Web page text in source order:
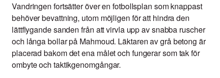
Vandringen fortsätter över en fotbollsplan som knappast
behöver bevattning, utom möjligen för att hindra den
lättflygande sanden från att virvla upp av snabba ruscher
och långa bollar på Mahmoud. Läktaren av grå betong är
placerad bakom det ena målet och fungerar som tak för
ombyte och taktikgenomgångar.